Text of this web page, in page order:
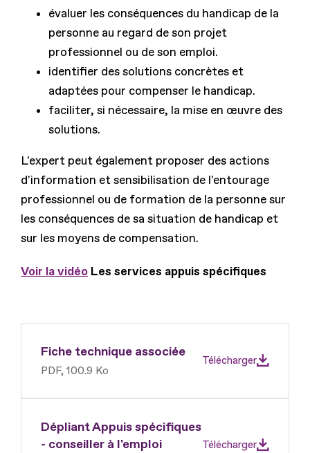
évaluer les conséquences du handicap de la
personne au regard de son projet
professionnel ou de son emploi.
identifier des solutions concrètes et
adaptées pour compenser le handicap.
faciliter, si nécessaire, la mise en œuvre des
solutions.
L'expert peut également proposer des actions
d'information et sensibilisation de l'entourage
professionnel ou de formation de la personne sur
les conséquences de sa situation de handicap et
sur les moyens de compensation.
Voir la vidéo Les services appuis spécifiques
Fiche technique associée
PDF, 100.9 Ko
Télécharger
Dépliant Appuis spécifiques
- conseiller à l'emploi
Télécharger